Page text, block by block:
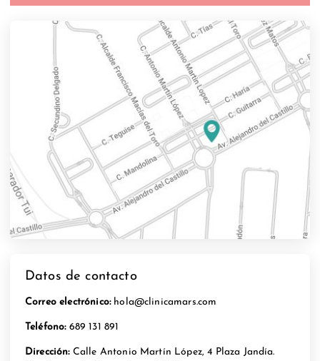
Datos de contacto
Correo electrónico: hola@clinicamars.com
Teléfono: 689 131 891
Dirección: Calle Antonio Martín López, 4 Plaza Jandía.